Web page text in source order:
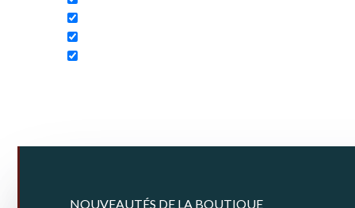
NOUVEAUTÉS DE LA BOUTIQUE